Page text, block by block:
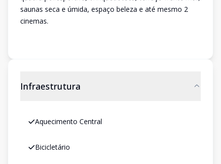
saunas seca e úmida, espaço beleza e até mesmo 2
cinemas.
Infraestrutura
Aquecimento Central
Bicicletário